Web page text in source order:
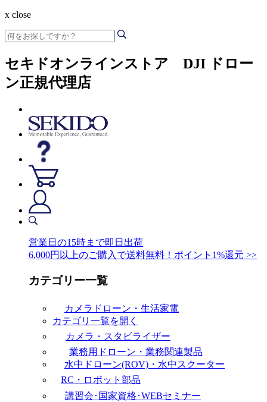
x close
セキドオンラインストア DJI ドロー
ン正規代理店
営業日の15時まで即日出荷
6,000円以上のご購入で送料無料！ポイント1%還元 >>
カテゴリー一覧
カメラドローン・生活家電
カテゴリ一覧を開く
カメラ・スタビライザー
業務用ドローン・業務関連製品
水中ドローン(ROV)・水中スクーター
RC・ロボット部品
講習会･国家資格･WEBセミナー